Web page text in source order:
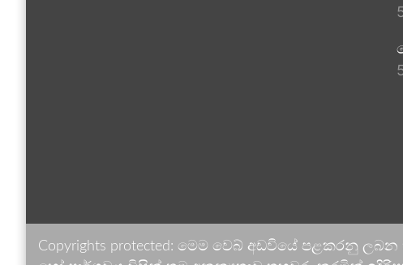
Copyrights protected: මෙම වෙබ් අඩවියේ පළකරනු